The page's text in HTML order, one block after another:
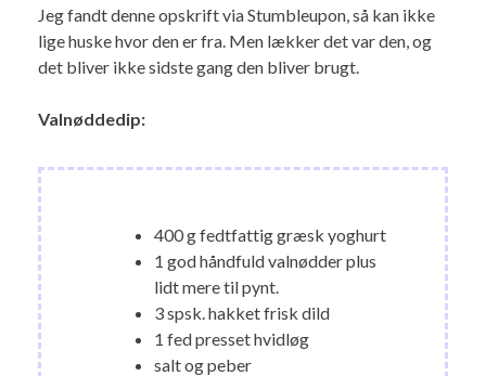
Jeg fandt denne opskrift via Stumbleupon, så kan ikke
lige huske hvor den er fra. Men lækker det var den, og
det bliver ikke sidste gang den bliver brugt.
Valnøddedip:
400 g fedtfattig græsk yoghurt
1 god håndfuld valnødder plus
lidt mere til pynt.
3 spsk. hakket frisk dild
1 fed presset hvidløg
salt og peber